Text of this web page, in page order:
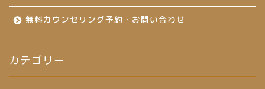
無料カウンセリング予約・お問い合わせ
カテゴリー